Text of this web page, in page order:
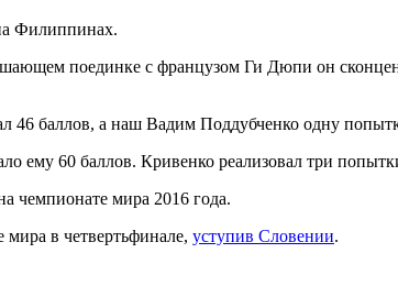
Филиппинах.
поединке с французом Ги Дюпи он
баллов, а наш Вадим Поддубченко одну
ему 60 баллов. Кривенко реализовал три
чемпионате мира 2016 года.
в четвертьфинале, уступив Словении.